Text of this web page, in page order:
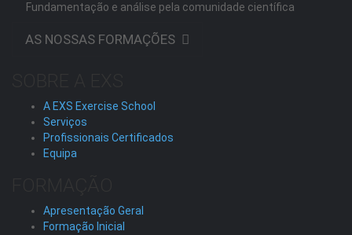
Fundamentação e análise pela comunidade científica
AS NOSSAS FORMAÇÕES
A EXS Exercise School
Serviços
Profissionais Certificados
Equipa
Apresentação Geral
Formação Inicial